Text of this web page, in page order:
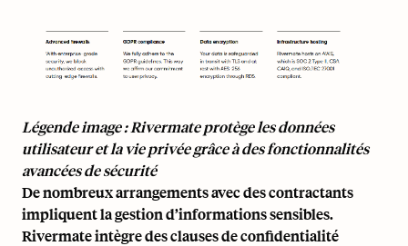
Légende image : Rivermate protège les données
utilisateur et la vie privée grâce à des fonctionnalités
avancées de sécurité
De nombreux arrangements avec des contractants
impliquent la gestion d’informations sensibles.
Rivermate intègre des clauses de confidentialité